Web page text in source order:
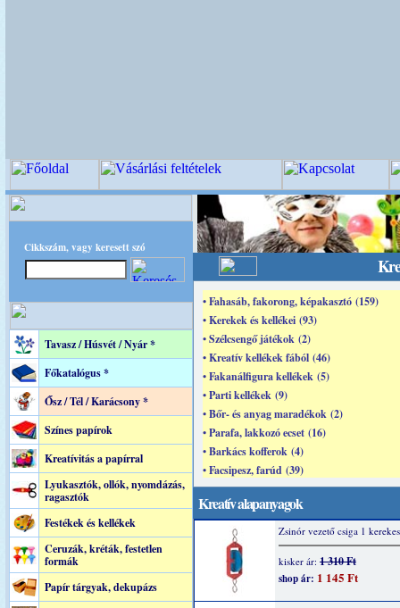
Cikkszám, vagy keresett szó
Tavasz / Húsvét / Nyár *
Főkatalógus *
Ősz / Tél / Karácsony *
Színes papírok
Kreatívitás a papírral
Lyukasztók, ollók, nyomdázás,
ragasztók
Festékek és kellékek
Ceruzák, kréták, festetlen
formák
Papír tárgyak, dekupázs
• Fahasáb, fakorong, képakasztó (159)
• Kerekek és kellékei (93)
• Szélcsengő játékok (2)
• Kreatív kellékek fából (46)
• Fakanálfigura kellékek (5)
• Parti kellékek (9)
• Bőr- és anyag maradékok (2)
• Parafa, lakkozó ecset (16)
• Barkács kofferok (4)
• Facsipesz, farúd (39)
Kreatív alapanyagok
Zsinór vezető csiga 1
kisker ár: 1 310 Ft
shop ár: 1 145 Ft